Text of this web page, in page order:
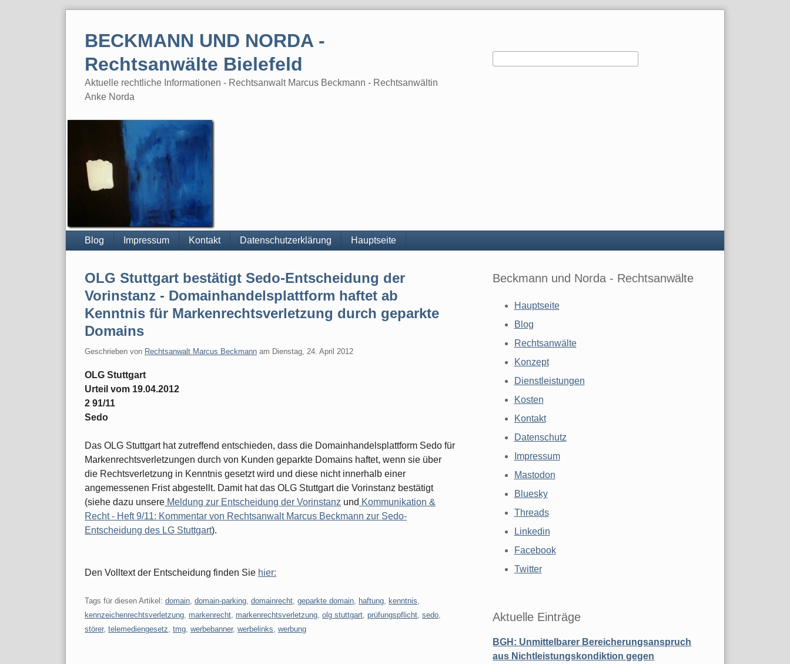
BECKMANN UND NORDA -
Rechtsanwälte Bielefeld
Aktuelle rechtliche Informationen - Rechtsanwalt Marcus Beckmann - Rechtsanwältin
Anke Norda
Blog Impressum Kontakt Datenschutzerklärung Hauptseite
OLG Stuttgart bestätigt Sedo-Entscheidung der
Vorinstanz - Domainhandelsplattform haftet ab
Kenntnis für Markenrechtsverletzung durch geparkte
Domains
Geschrieben von Rechtsanwalt Marcus Beckmann am Dienstag, 24. April 2012
OLG Stuttgart
Urteil vom 19.04.2012
2 91/11
Sedo
Das OLG Stuttgart hat zutreffend entschieden, dass die Domainhandelsplattform Sedo für
Markenrechtsverletzungen durch von Kunden geparkte Domains haftet, wenn sie über
die Rechtsverletzung in Kenntnis gesetzt wird und diese nicht innerhalb einer
angemessenen Frist abgestellt. Damit hat das OLG Stuttgart die Vorinstanz bestätigt
(siehe dazu unsere Meldung zur Entscheidung der Vorinstanz und Kommunikation &
Recht - Heft 9/11: Kommentar von Rechtsanwalt Marcus Beckmann zur Sedo-
Entscheidung des LG Stuttgart).
Den Volltext der Entscheidung finden Sie hier:
Tags für diesen Artikel: domain domain-parking domainrecht geparkte domain haftung kenntnis
kennzeichenrechtsverletzung markenrecht markenrechtsverletzung olg stuttgart prüfungspflicht sedo
störer, telemediengesetz tmg werbebanner, werbelinks werbung
Beckmann und Norda - Rechtsanwälte
Hauptseite
Blog
Rechtsanwälte
Konzept
Dienstleistungen
Kosten
Kontakt
Datenschutz
Impressum
Mastodon
Bluesky
Threads
Linkedin
Facebook
Twitter
Aktuelle Einträge
BGH: Unmittelbarer Bereicherungsanspruch
aus Nichtleistungskondiktion gegen